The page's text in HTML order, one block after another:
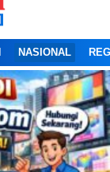
NASIONAL